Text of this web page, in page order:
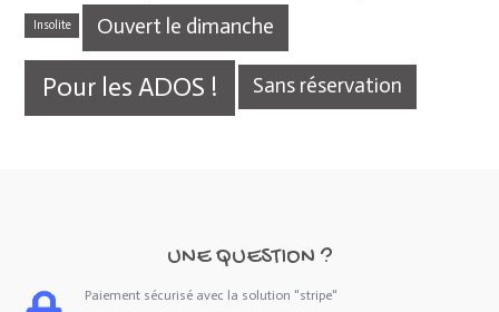
Insolite Ouvert le dimanche
Pour les ADOS ! Sans réservation
UNE QUESTION ?
Paiement sécurisé avec la solution "stripe"